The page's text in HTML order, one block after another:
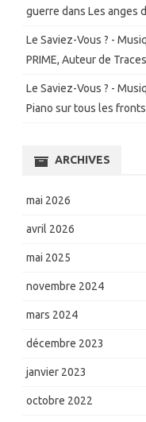
guerre dans Les anges
Le Saviez-Vous ? -
PRIME, Auteur de
Le Saviez-Vous ? -
Piano sur tous les fronts
ARCHIVES
mai 2026
avril 2026
mai 2025
novembre 2024
mars 2024
décembre 2023
janvier 2023
octobre 2022